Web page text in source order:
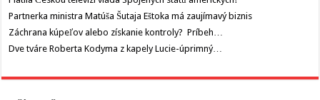
Partnerka ministra Matúša Šutaja Eštoka má zaujímavý biznis
Záchrana kúpeľov alebo získanie kontroly? Príbeh…
Dve tváre Roberta Kodyma z kapely Lucie-úprimný…